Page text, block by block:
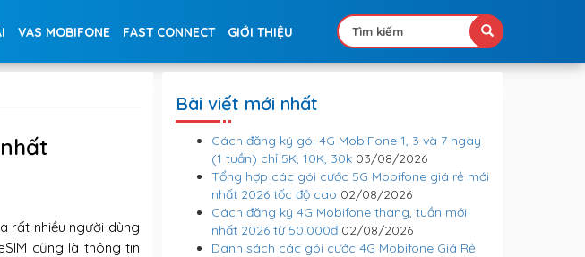
VAS MOBIFONE FAST CONNECT GIỚI THIỆU
rất nhiều người dùng
cũng là thông tin
Bài viết mới nhất
Cách đăng ký gói 4G MobiFone 1, 3 và 7 ngày
(1 tuần) chỉ 5K, 10K, 30k 03/08/2026
Tổng hợp các gói cước 5G Mobifone giá rẻ mới
nhất 2026 tốc độ cao 02/08/2026
Cách đăng ký 4G Mobifone tháng, tuần mới
nhất 2026 từ 50.000đ 02/08/2026
Danh sách các gói cước 4G Mobifone Giá Rẻ